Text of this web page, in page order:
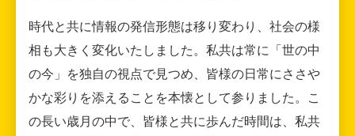
時代と共に情報の発信形態は移り変わり、社会の様
相も大きく変化いたしました。私共は常に「世の中
の今」を独自の視点で見つめ、皆様の日常にささや
かな彩りを添えることを本懐として参りました。こ
の長い歳月の中で、皆様と共に歩んだ時間は、私共